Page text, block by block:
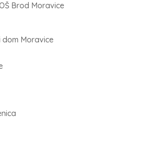
Brod Moravice
dom Moravice